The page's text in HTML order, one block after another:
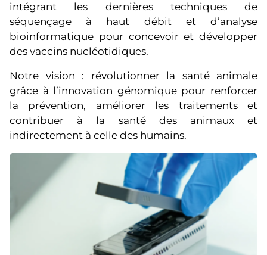
intégrant les dernières techniques de
séquençage à haut débit et d’analyse
bioinformatique pour concevoir et développer
des vaccins nucléotidiques.
Notre vision : révolutionner la santé animale
grâce à l’innovation génomique pour renforcer
la prévention, améliorer les traitements et
contribuer à la santé des animaux et
indirectement à celle des humains.